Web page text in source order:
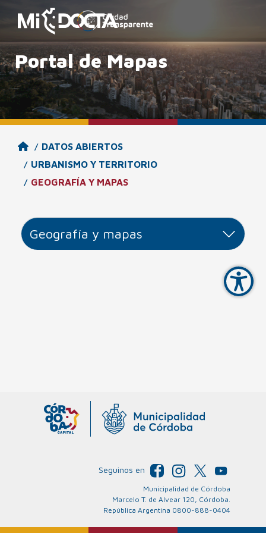
Portal de Mapas
DATOS ABIERTOS
URBANISMO Y TERRITORIO
GEOGRAFÍA Y MAPAS
Geografía y mapas
Seguinos en
Municipalidad de Córdoba
Marcelo T. de Alvear 120, Córdoba.
República Argentina 0800-888-0404
Menú de Accesibilidad (ALT+A)